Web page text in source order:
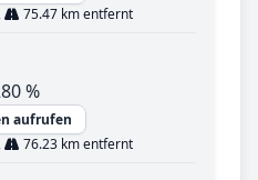
75.47 km entfernt
%
aufrufen
76.23 km entfernt